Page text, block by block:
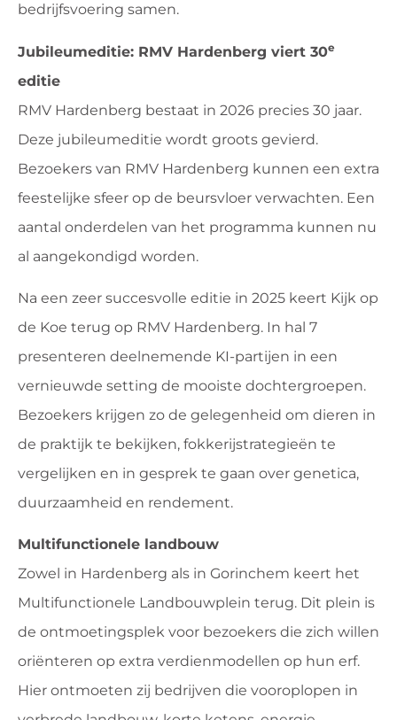
bedrijfsvoering samen.
Jubileumeditie: RMV Hardenberg viert 30e
editie
RMV Hardenberg bestaat in 2026 precies 30 jaar.
Deze jubileumeditie wordt groots gevierd.
Bezoekers van RMV Hardenberg kunnen een extra
feestelijke sfeer op de beursvloer verwachten. Een
aantal onderdelen van het programma kunnen nu
al aangekondigd worden.
Na een zeer succesvolle editie in 2025 keert Kijk op
de Koe terug op RMV Hardenberg. In hal 7
presenteren deelnemende KI-partijen in een
vernieuwde setting de mooiste dochtergroepen.
Bezoekers krijgen zo de gelegenheid om dieren in
de praktijk te bekijken, fokkerijstrategieën te
vergelijken en in gesprek te gaan over genetica,
duurzaamheid en rendement.
Multifunctionele landbouw
Zowel in Hardenberg als in Gorinchem keert het
Multifunctionele Landbouwplein terug. Dit plein is
de ontmoetingsplek voor bezoekers die zich willen
oriënteren op extra verdienmodellen op hun erf.
Hier ontmoeten zij bedrijven die vooroplopen in